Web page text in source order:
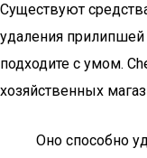
Существуют
удаления
подходите с умом.
хозяйственных
Оно способно